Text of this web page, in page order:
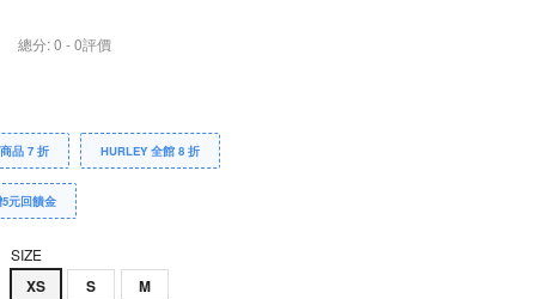
總分:0 -0評價
品 7 折 HURLEY 全館 8 折
元回饋金
SIZE
XS S M